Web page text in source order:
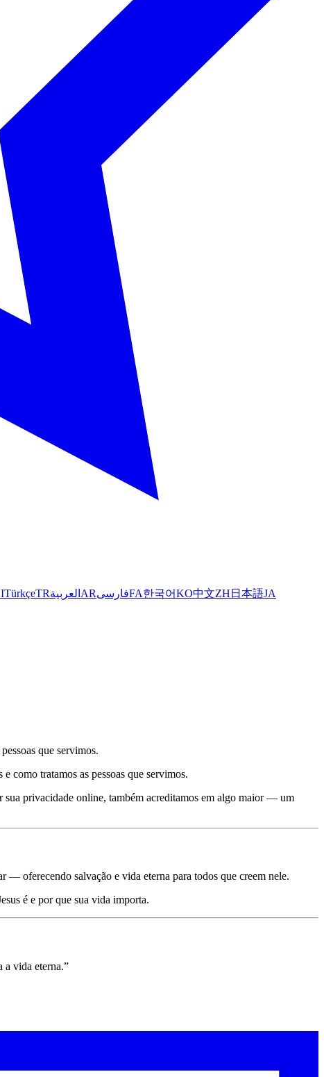
TürkçeTRالعربية ARفارسیFA한국어KO中文ZH 日本語JA
que servimos.
como tratamos as pessoas que servimos.
sua privacidade online, também acreditamos em algo maior — um
— oferecendo salvação e vida eterna para todos que creem nele.
é e por que sua vida importa.
a vida eterna.”